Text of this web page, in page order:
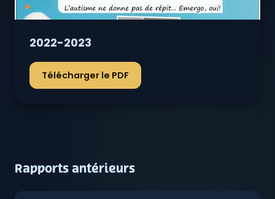
2022-2023
Télécharger le PDF
Rapports antérieurs